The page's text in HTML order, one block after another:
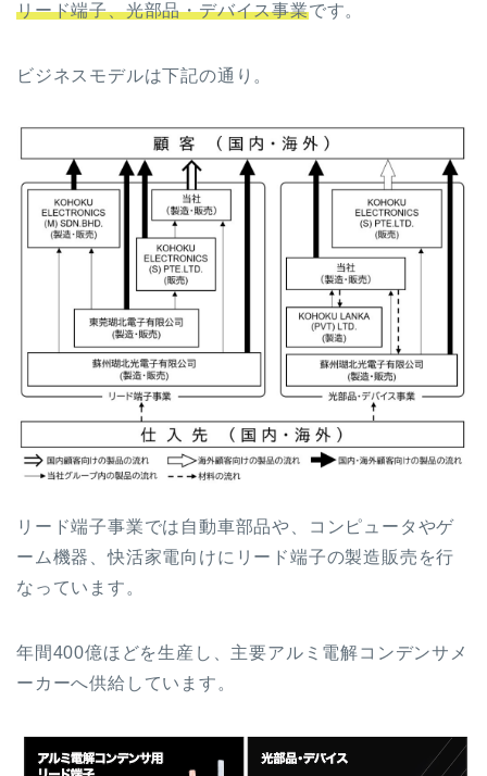
リード端子、光部品・デバイス事業です。
ビジネスモデルは下記の通り。
リード端子事業では自動車部品や、コンピュータやゲ
ーム機器、快活家電向けにリード端子の製造販売を行
なっています。
年間400億ほどを生産し、主要アルミ電解コンデンサメ
ーカーへ供給しています。